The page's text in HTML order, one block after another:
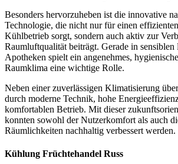
Besonders hervorzuheben ist die innovative
Technologie, die nicht nur für einen
Kühlbetrieb sorgt, sondern auch aktiv zur
Raumluftqualität beiträgt. Gerade in
Apotheken spielt ein angenehmes,
Raumklima eine wichtige Rolle.
Neben einer zuverlässigen Klimatisierung
durch moderne Technik, hohe
komfortablen Betrieb. Mit dieser
konnten sowohl der Nutzerkomfort als auch
Räumlichkeiten nachhaltig verbessert werden.
Kühlung Früchtehandel Russ